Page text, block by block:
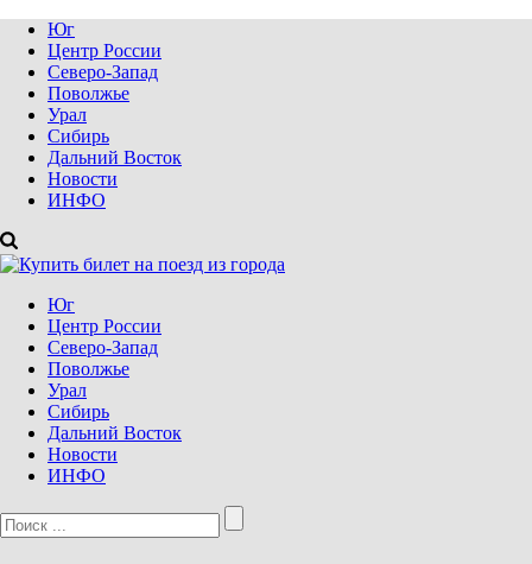
Юг
Центр России
Северо-Запад
Поволжье
Урал
Сибирь
Дальний Восток
Новости
ИНФО
Юг
Центр России
Северо-Запад
Поволжье
Урал
Сибирь
Дальний Восток
Новости
ИНФО